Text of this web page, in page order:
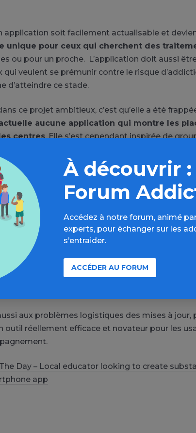
application soit facilement actualisable et
unique pour ceux qui cherchent des
ou pour un proche. L’application doit aussi
qui veulent se prémunir contre le risque
d’atteindre ce stade.
ce projet ambitieux, c’est qu’elle a été
actuelle aucune application qui montre les
centres. Elle s’est cependant inspirée de
pour s’envoyer des alertes sur les dates
documents d’informations téléchargeables.
la parole des malades, elle sait que le
avoir accès aux bonnes ressources » et
à la technologie mise en place : « Il est difficile
des recherches quand ils sont en crise ».
de résoudre en partie ce problème : «
Elles sont très faciles à utiliser et
très attractive et efficace dans
aux problèmes logistiques des mises à jour,
outil réellement efficace et novateur pour les
Day – Local educator looking to create
app
À découvrir :
Forum
Accédez à notre forum, animé
experts, pour échanger sur les
s’entraider.
ACCÉDER AU FORUM